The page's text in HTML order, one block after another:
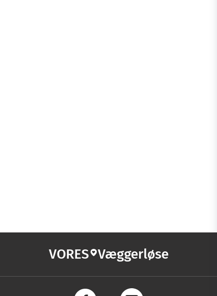
VORES Væggerløse